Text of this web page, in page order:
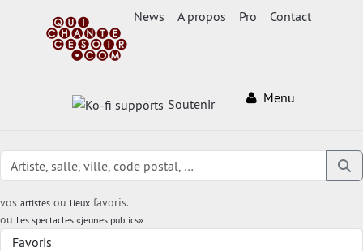
News A propos Pro Contact
Soutenir Menu
vos artistes ou lieux favoris.
ou Les spectacles «jeunes publics»